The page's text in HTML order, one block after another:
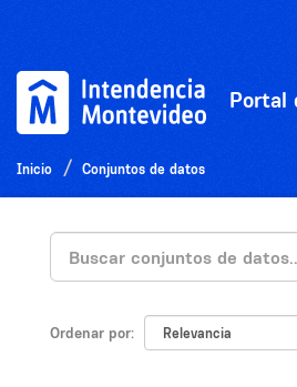
Portal
Inicio Conjuntos de datos
Ordenar por